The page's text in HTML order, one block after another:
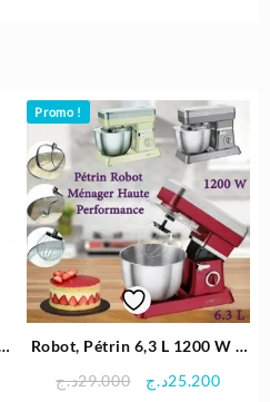
Promo !
Robot, Pétrin 6,3 L 1200 W –
29.000د.ج
Le
25.200د.ج
Le